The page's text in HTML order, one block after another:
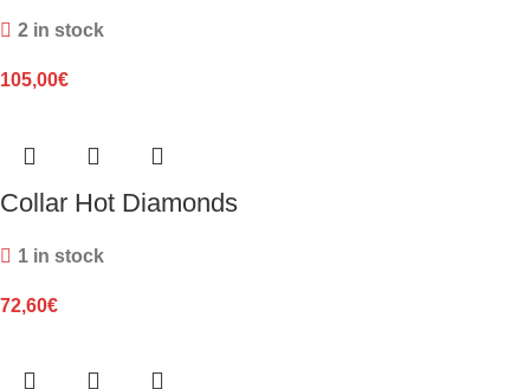
2 in stock
105,00€
Collar Hot Diamonds
1 in stock
72,60€